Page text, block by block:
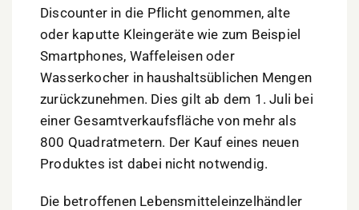
Discounter in die Pflicht genommen, alte
oder kaputte Kleingeräte wie zum Beispiel
Smartphones, Waffeleisen oder
Wasserkocher in haushaltsüblichen Mengen
zurückzunehmen. Dies gilt ab dem 1. Juli bei
einer Gesamtverkaufsfläche von mehr als
800 Quadratmetern. Der Kauf eines neuen
Produktes ist dabei nicht notwendig.
Die betroffenen Lebensmitteleinzelhändler